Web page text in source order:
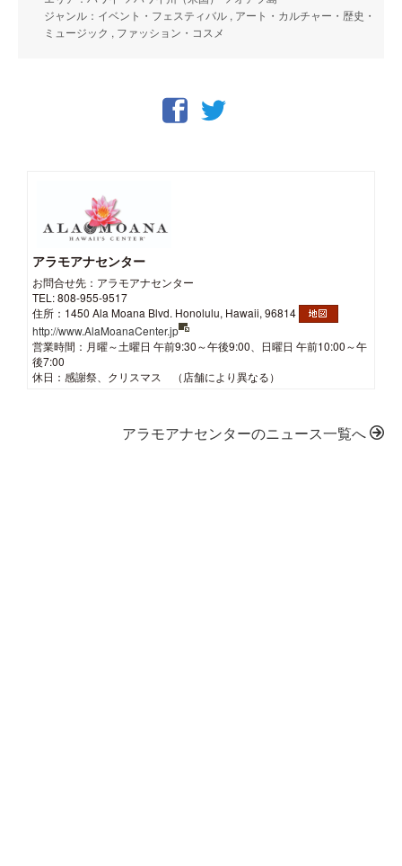
ジャンル：イベント・フェスティバル , アート・カルチャー・歴史・
ミュージック , ファッション・コスメ
アラモアナセンター
お問合せ先：アラモアナセンター
TEL: 808-955-9517
住所：1450 Ala Moana Blvd. Honolulu, Hawaii, 96814
http://www.AlaMoanaCenter.jp
営業時間：月曜～土曜日 午前9:30～午後9:00、日曜日 午前10:00～午
後7:00
休日：感謝祭、クリスマス （店舗により異なる）
アラモアナセンターのニュース一覧へ